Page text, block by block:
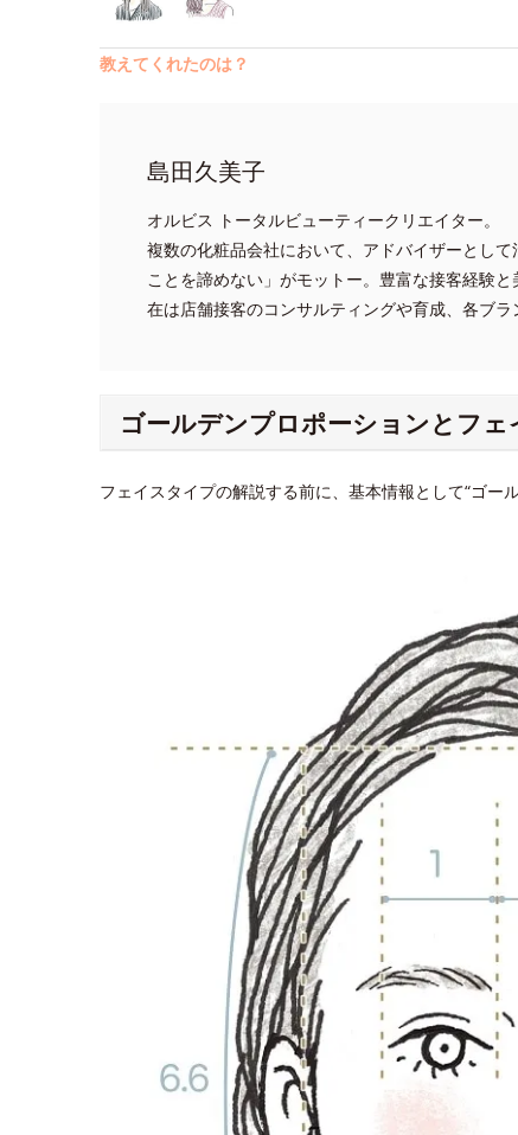
教えてくれたのは？
島田久美子
オルビス トータルビューティークリエイター。
複数の化粧品会社において、アドバイザーとし
ことを諦めない」がモットー。豊富な接客経験
在は店舗接客のコンサルティングや育成、各ブ
ゴールデンプロポーションとフ
フェイスタイプの解説する前に、基本情報として“ゴー